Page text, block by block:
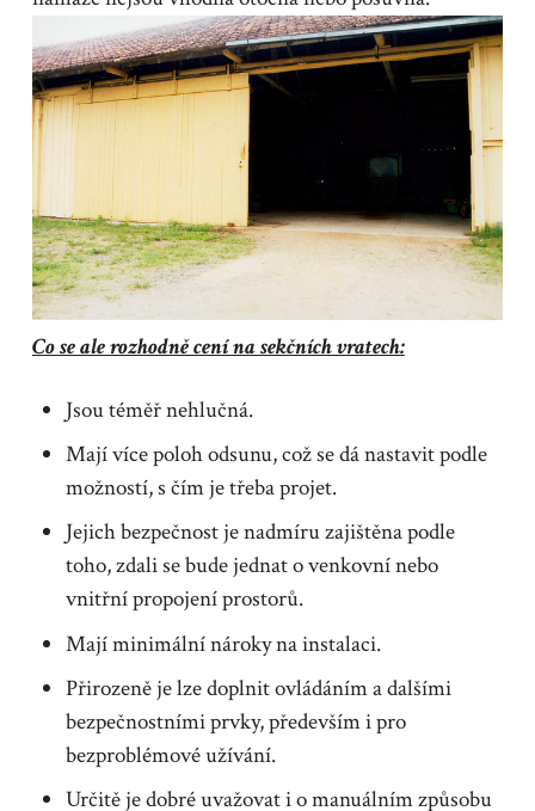
Co se ale rozhodně cení na sekčních vratech:
Jsou téměř nehlučná.
Mají více poloh odsunu, což se dá nastavit podle
možností, s čím je třeba projet.
Jejich bezpečnost je nadmíru zajištěna podle
toho, zdali se bude jednat o venkovní nebo
vnitřní propojení prostorů.
Mají minimální nároky na instalaci.
Přirozeně je lze doplnit ovládáním a dalšími
bezpečnostními prvky, především i pro
bezproblémové užívání.
Určitě je dobré uvažovat i o manuálním způsobu